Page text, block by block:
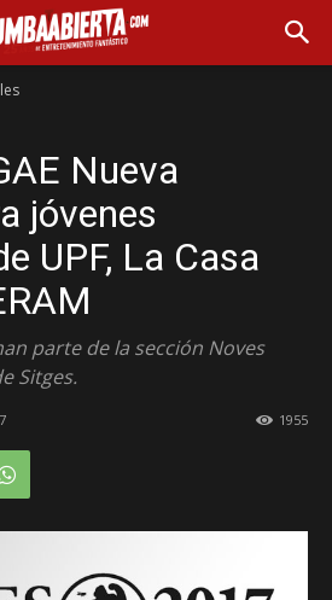
Nueva
jóvenes
UPF, La Casa
parte de la sección Noves
Sitges.
1955